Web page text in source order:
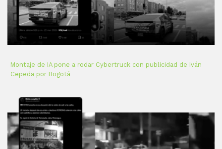
Montaje de IA pone a rodar Cybertruck con publicidad de Iván
Cepeda por Bogotá